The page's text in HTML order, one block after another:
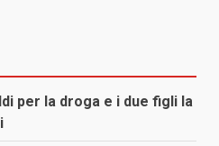
per la droga e i due figli la